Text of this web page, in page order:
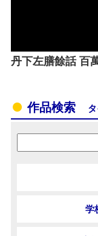
丹下左膳餘話 百
作品検索
学